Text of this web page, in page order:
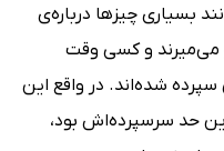
بسیاری چیزها درباره‌ی
می‌میرند و کسی وقت
شده‌اند. در واقع این
حد سرسپرده‌اش بود،